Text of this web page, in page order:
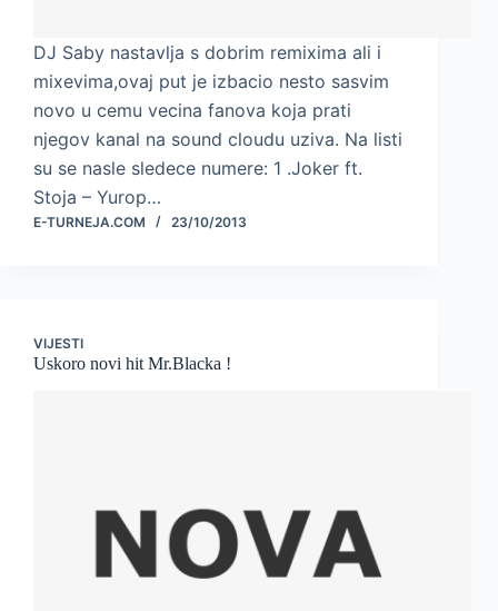
DJ Saby nastavlja s dobrim remixima ali i
mixevima,ovaj put je izbacio nesto sasvim
novo u cemu vecina fanova koja prati
njegov kanal na sound cloudu uziva. Na listi
su se nasle sledece numere: 1 .Joker ft.
Stoja – Yurop…
E-TURNEJA.COM 23/10/2013
VIJESTI
Uskoro novi hit Mr.Blacka !